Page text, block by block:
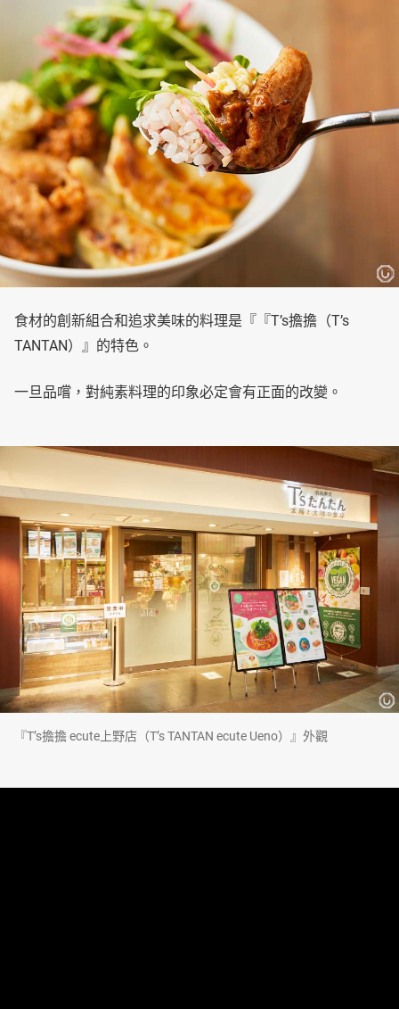
食材的創新組合和追求美味的料理是『『T’s擔擔（T’s
TANTAN）』的特色。
一旦品嚐，對純素料理的印象必定會有正面的改變。
『T’s擔擔 ecute上野店（T’s TANTAN ecute Ueno）』外觀